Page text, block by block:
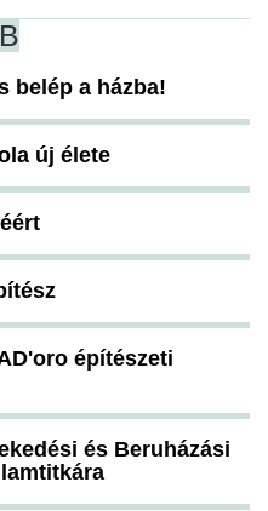
belép a házba!
új élete
építészeti
és Beruházási